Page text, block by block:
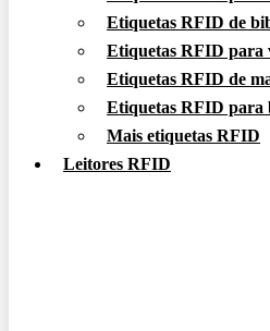
Etiquetas RFID de
Etiquetas RFID para
Etiquetas RFID de
Etiquetas RFID para
Mais etiquetas RFID
Leitores RFID